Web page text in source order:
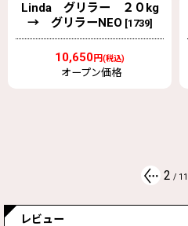
Linda グリラー ２０kg
→ グリラーNEO [1739]
10,650円(税込)
オープン価格
2 / 11
レビュー